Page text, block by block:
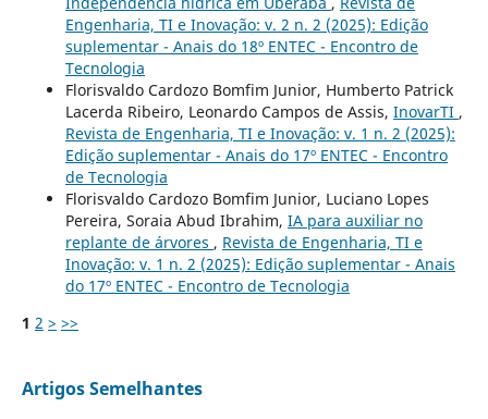
Engenharia, TI e Inovação: v. 2 n. 2 (2025): Edição
suplementar - Anais do 18º ENTEC - Encontro de
Tecnologia
Florisvaldo Cardozo Bomfim Junior, Humberto Patrick
Lacerda Ribeiro, Leonardo Campos de Assis, InovarTI ,
Revista de Engenharia, TI e Inovação: v. 1 n. 2 (2025):
Edição suplementar - Anais do 17º ENTEC - Encontro
de Tecnologia
Florisvaldo Cardozo Bomfim Junior, Luciano Lopes
Pereira, Soraia Abud Ibrahim, IA para auxiliar no
replante de árvores , Revista de Engenharia, TI e
Inovação: v. 1 n. 2 (2025): Edição suplementar - Anais
do 17º ENTEC - Encontro de Tecnologia
1 2 > >>
Artigos Semelhantes